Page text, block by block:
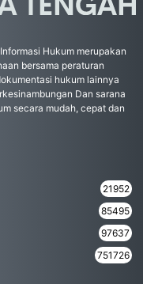
Hukum merupakan
bersama peraturan
hukum lainnya
Dan sarana
secara mudah, cepat dan
21952
85495
97637
751726